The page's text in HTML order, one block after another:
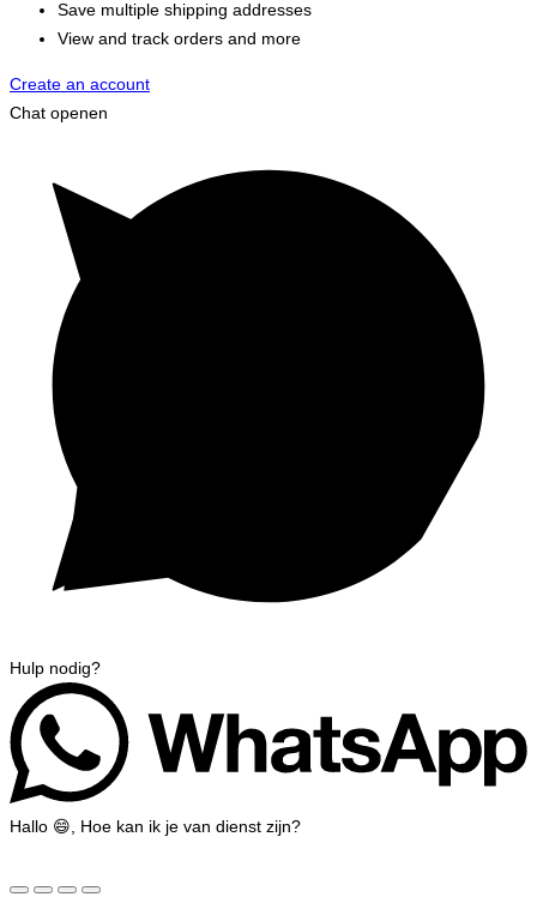
Save multiple shipping addresses
View and track orders and more
Create an account
Chat openen
Hulp nodig?
Hallo 😄, Hoe kan ik je van dienst zijn?